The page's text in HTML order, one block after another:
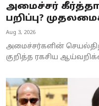
அமைச்சர்
பறிப்பு?
Aug 3, 2026
அமைச்சர்களின்
குறித்த ரகசிய